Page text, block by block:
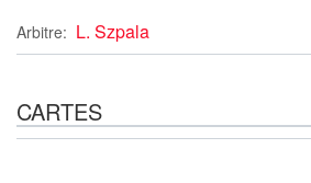
Arbitre: L. Szpala
CARTES